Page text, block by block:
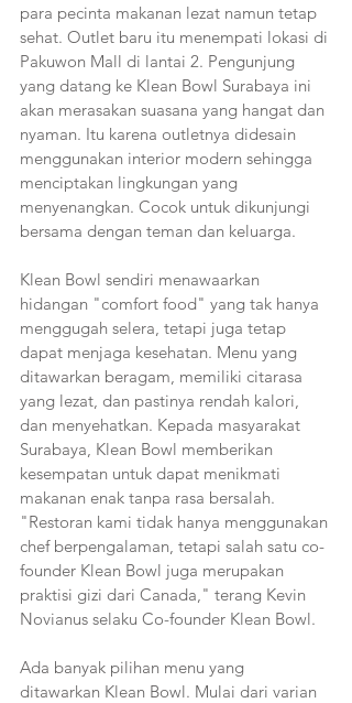
para pecinta makanan lezat namun tetap
sehat. Outlet baru itu menempati lokasi di
Pakuwon Mall di lantai 2. Pengunjung
yang datang ke Klean Bowl Surabaya ini
akan merasakan suasana yang hangat dan
nyaman. Itu karena outletnya didesain
menggunakan interior modern sehingga
menciptakan lingkungan yang
menyenangkan. Cocok untuk dikunjungi
bersama dengan teman dan keluarga.
Klean Bowl sendiri menawaarkan
hidangan "comfort food" yang tak hanya
menggugah selera, tetapi juga tetap
dapat menjaga kesehatan. Menu yang
ditawarkan beragam, memiliki citarasa
yang lezat, dan pastinya rendah kalori,
dan menyehatkan. Kepada masyarakat
Surabaya, Klean Bowl memberikan
kesempatan untuk dapat menikmati
makanan enak tanpa rasa bersalah.
"Restoran kami tidak hanya menggunakan
chef berpengalaman, tetapi salah satu co-
founder Klean Bowl juga merupakan
praktisi gizi dari Canada," terang Kevin
Novianus selaku Co-founder Klean Bowl.
Ada banyak pilihan menu yang
ditawarkan Klean Bowl. Mulai dari varian